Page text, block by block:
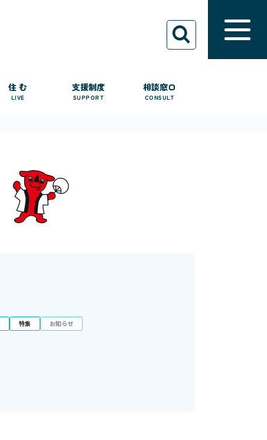
住 む
LIVE
支援制度
SUPPORT
相談窓口
CONSULT
特集 お知らせ